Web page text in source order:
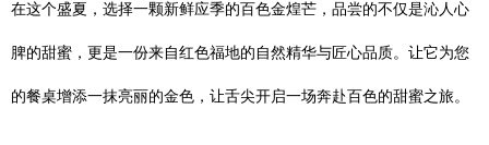
在这个盛夏，选择一颗新鲜应季的百色金煌芒，品尝的不仅是沁人心
脾的甜蜜，更是一份来自红色福地的自然精华与匠心品质。让它为您
的餐桌增添一抹亮丽的金色，让舌尖开启一场奔赴百色的甜蜜之旅。